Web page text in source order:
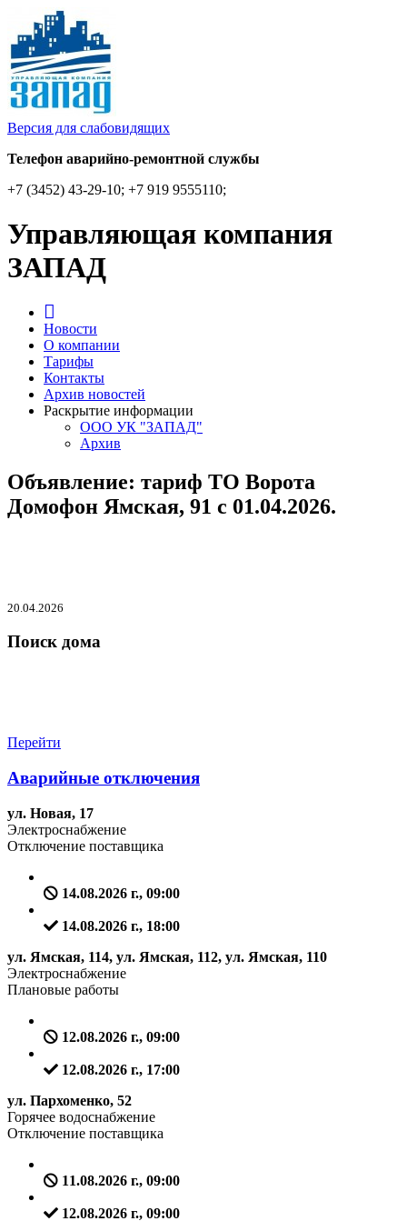
Версия для слабовидящих
Телефон аварийно-ремонтной службы
+7 (3452) 43-29-10; +7 919 9555110;
Управляющая компания
ЗАПАД
Новости
О компании
Тарифы
Контакты
Архив новостей
Раскрытие информации
ООО УК "ЗАПАД"
Архив
Объявление: тариф ТО Ворота
Домофон Ямская, 91 с 01.04.2026.
20.04.2026
Поиск дома
Перейти
Аварийные отключения
ул. Новая, 17
Электроснабжение
Отключение поставщика
14.08.2026 г., 09:00
14.08.2026 г., 18:00
ул. Ямская, 114, ул. Ямская, 112, ул. Ямская, 110
Электроснабжение
Плановые работы
12.08.2026 г., 09:00
12.08.2026 г., 17:00
ул. Пархоменко, 52
Горячее водоснабжение
Отключение поставщика
11.08.2026 г., 09:00
12.08.2026 г., 09:00